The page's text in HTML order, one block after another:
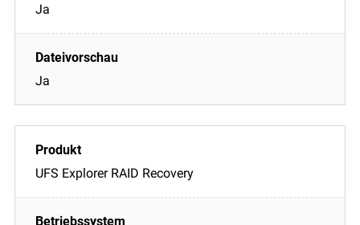
Ja
Ja
UFS Explorer RAID Recovery